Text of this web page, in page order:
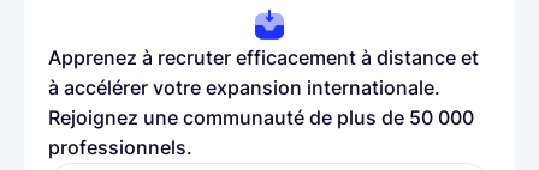
Apprenez à recruter efficacement à distance et
à accélérer votre expansion internationale.
Rejoignez une communauté de plus de 50 000
professionnels.